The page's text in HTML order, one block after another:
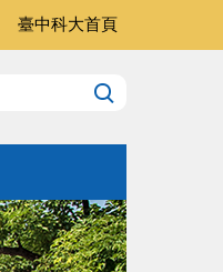
臺中科大首頁